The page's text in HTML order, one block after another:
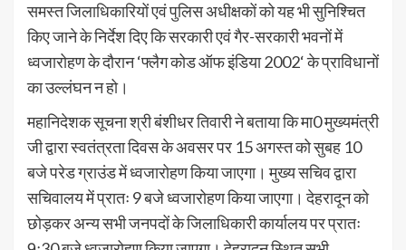
समस्त जिलाधिकारियों एवं पुलिस अधीक्षकों को यह भी सुनिश्चित
किए जाने के निर्देश दिए कि सरकारी एवं गैर-सरकारी भवनों में
ध्वजारोहण के दौरान ‘फ्लैग कोड ऑफ इंडिया 2002‘ के प्राविधानों
का उल्लंघन न हो।
महानिदेशक सूचना श्री बंशीधर तिवारी ने बताया कि मा0 मुख्यमंत्री
जी द्वारा स्वतंत्रता दिवस के अवसर पर 15 अगस्त को सुबह 10
बजे परेड ग्राउंड में ध्वजारोहण किया जाएगा। मुख्य सचिव द्वारा
सचिवालय में प्रातः 9 बजे ध्वजारोहण किया जाएगा। देहरादून को
छोड़कर अन्य सभी जनपदों के जिलाधिकारी कार्यालय पर प्रातः